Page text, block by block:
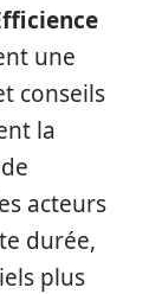
une
conseils
la
acteurs
durée,
plus